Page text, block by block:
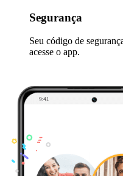
Segurança
Seu código de
acesse o app.